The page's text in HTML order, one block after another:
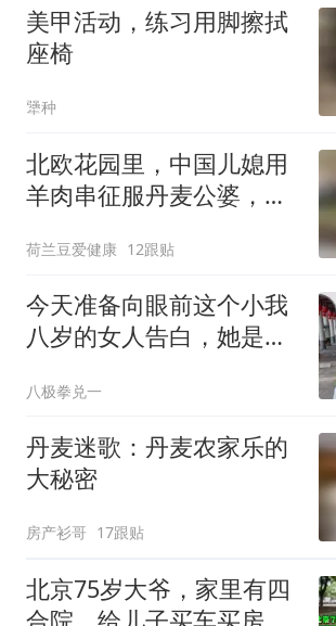
美甲活动，练习用脚擦拭
座椅
犟种
北欧花园里，中国儿媳用
羊肉串征服丹麦公婆，扔
荷兰豆爱健康 12跟贴
今天准备向眼前这个小我
八岁的女人告白，她是我
八极拳兑一
丹麦迷歌：丹麦农家乐的
大秘密
房产衫哥 17跟贴
北京75岁大爷，家里有四